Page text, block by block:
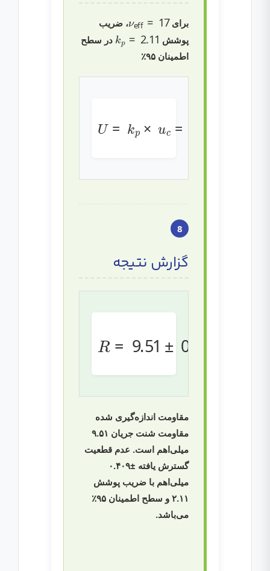
برای17
، ضریب
پوشش
k =2.11
در سطح
اطمینان ۹۵٪
U p
2.11 ×
=0.409
8
گزارش نتیجه
R 9.51±
0.409 mΩ
مقاومت اندازه‌گیری شده
مقاومت شنت جریان ۹.۵۱
میلی‌اهم است. عدم قطعیت
گسترش یافته ±۰.۴۰۹
میلی‌اهم با ضریب پوشش
۲.۱۱ و سطح اطمینان ۹۵٪
می‌باشد.